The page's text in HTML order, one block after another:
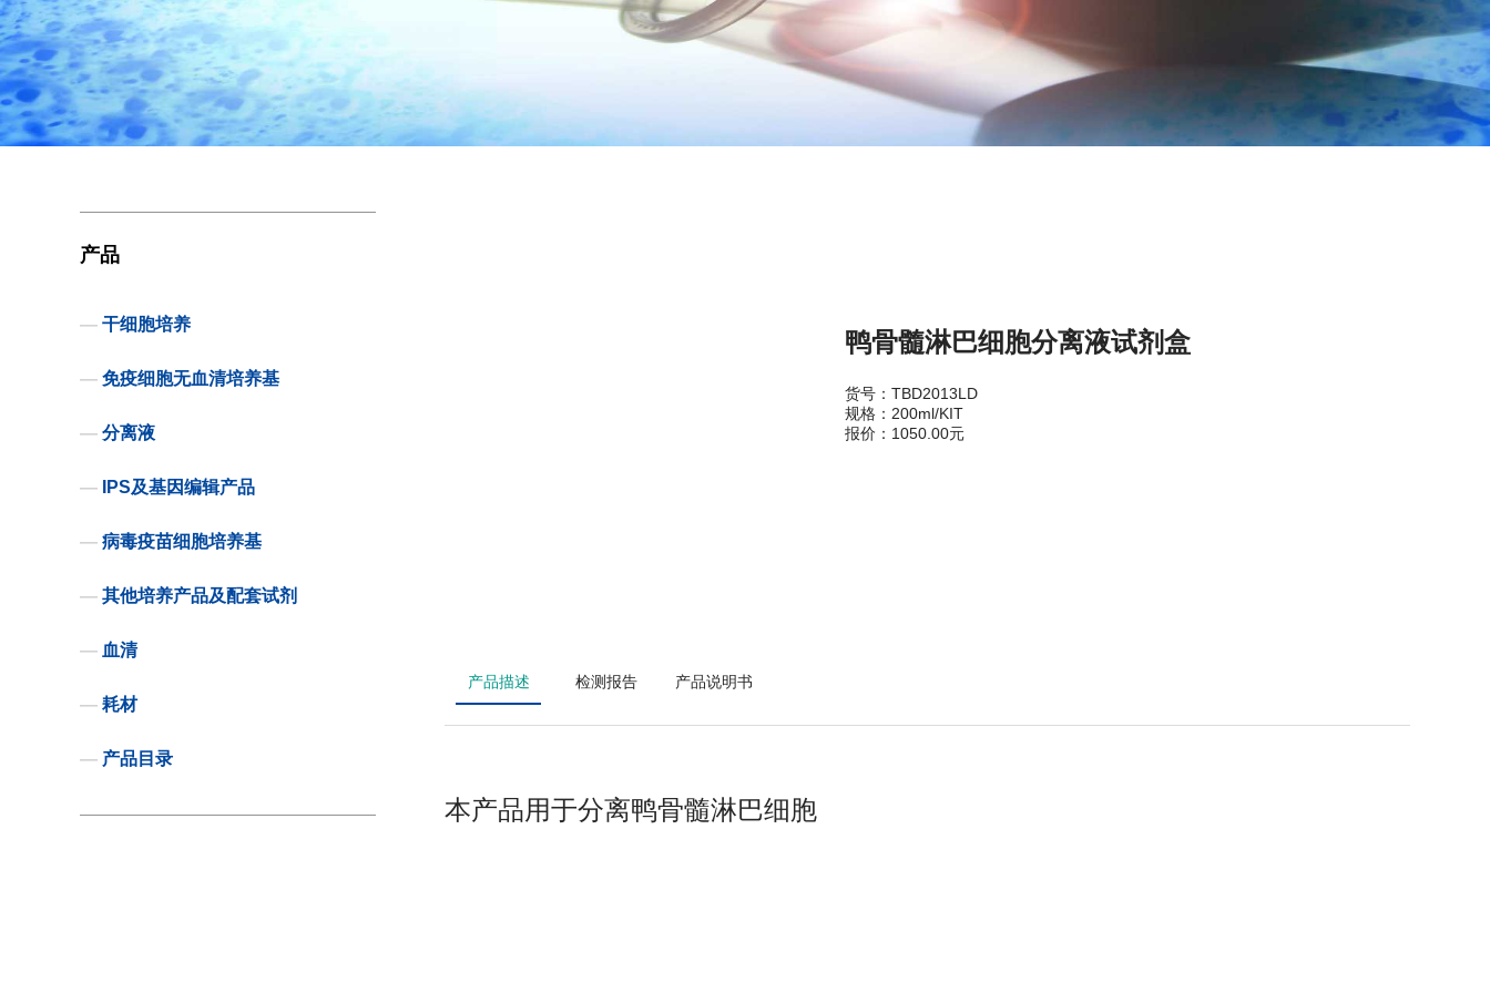
产品
— 干细胞培养
— 免疫细胞无血清培养基
— 分离液
— IPS及基因编辑产品
— 病毒疫苗细胞培养基
— 其他培养产品及配套试剂
— 血清
— 耗材
— 产品目录
鸭骨髓淋巴细胞分离液试剂盒
货号：TBD2013LD
规格：200ml/KIT
报价：1050.00元
产品描述 检测报告 产品说明书
本产品用于分离鸭骨髓淋巴细胞